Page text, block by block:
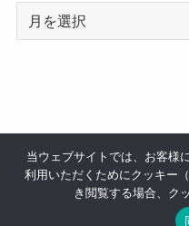
サイトマップ メディア
当ウェブサイトでは、お客様
利用いただくためにクッキー
き閲覧する場合、ク